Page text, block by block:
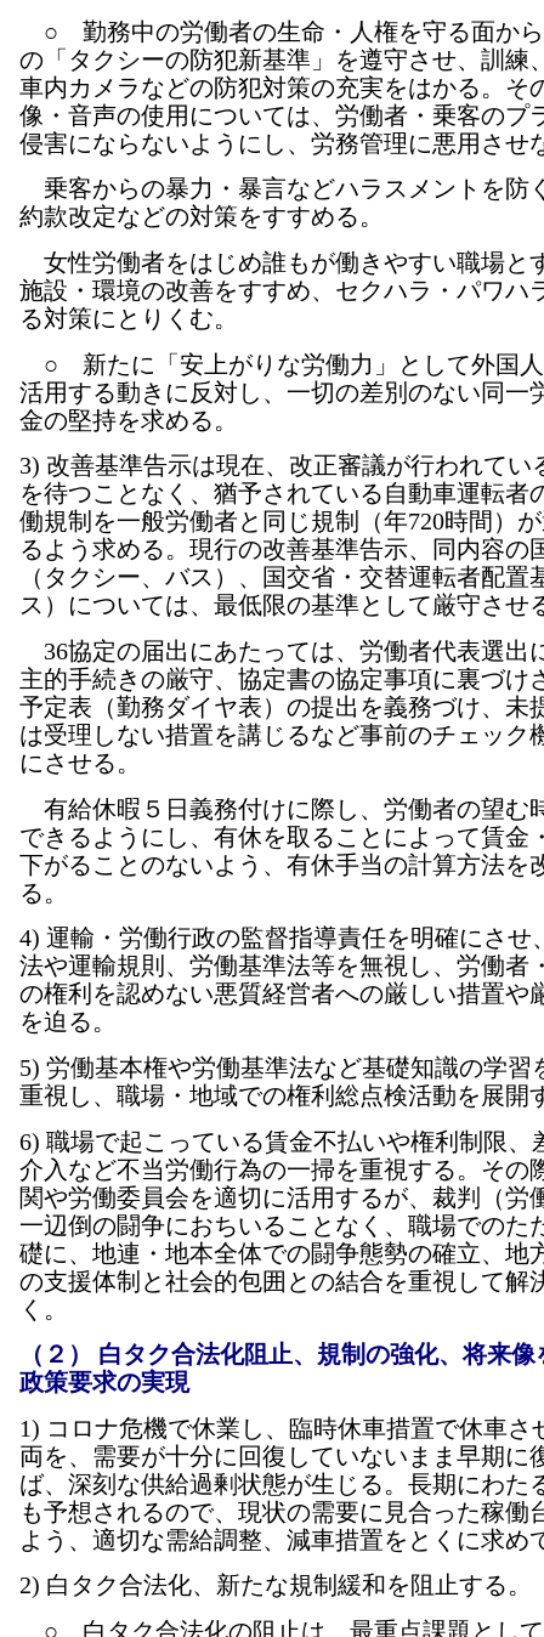
○ 勤務中の労働者の生命・人権を守る面か
の「タクシーの防犯新基準」を遵守させ、訓練
車内カメラなどの防犯対策の充実をはかる。そ
像・音声の使用については、労働者・乗客のプ
侵害にならないようにし、労務管理に悪用させ
乗客からの暴力・暴言などハラスメントを防
約款改定などの対策をすすめる。
女性労働者をはじめ誰もが働きやすい職場と
施設・環境の改善をすすめ、セクハラ・パワハ
る対策にとりくむ。
○ 新たに「安上がりな労働力」として外国
活用する動きに反対し、一切の差別のない同一
金の堅持を求める。
3) 改善基準告示は現在、改正審議が行われてい
を待つことなく、猶予されている自動車運転者
働規制を一般労働者と同じ規制（年720時間）
るよう求める。現行の改善基準告示、同内容の
（タクシー、バス）、国交省・交替運転者配置
ス）については、最低限の基準として厳守させ
36協定の届出にあたっては、労働者代表選出
主的手続きの厳守、協定書の協定事項に裏づけ
予定表（勤務ダイヤ表）の提出を義務づけ、未
は受理しない措置を講じるなど事前のチェック
にさせる。
有給休暇５日義務付けに際し、労働者の望む
できるようにし、有休を取ることによって賃金
下がることのないよう、有休手当の計算方法を
る。
4) 運輸・労働行政の監督指導責任を明確にさせ
法や運輸規則、労働基準法等を無視し、労働者
の権利を認めない悪質経営者への厳しい措置や
を迫る。
5) 労働基本権や労働基準法など基礎知識の学習
重視し、職場・地域での権利総点検活動を展開
6) 職場で起こっている賃金不払いや権利制限、
介入など不当労働行為の一掃を重視する。その
関や労働委員会を適切に活用するが、裁判（労
一辺倒の闘争におちいることなく、職場でのた
礎に、地連・地本全体での闘争態勢の確立、地
の支援体制と社会的包囲との結合を重視して解
く。
（２） 白タク合法化阻止、規制の強化、将来
政策要求の実現
1) コロナ危機で休業し、臨時休車措置で休車さ
両を、需要が十分に回復していないまま早期に
ば、深刻な供給過剰状態が生じる。長期にわた
も予想されるので、現状の需要に見合った稼働
よう、適切な需給調整、減車措置をとくに求め
2) 白タク合法化、新たな規制緩和を阻止する。
○ 白タク合法化の阻止は、最重点課題とし